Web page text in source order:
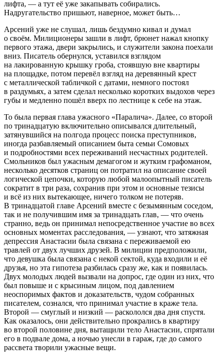
лифта, — а тут её уже закапывать собирались.
Надругательство пришьют, наверное, может быть…
Арсений уже не слушал, лишь бездумно кивал и думал
о своём. Милиционеры зашли в лифт, брюнет нажал кнопку
первого этажа, двери закрылись, и служители закона поехали
вниз. Писатель обернулся, уставился взглядом
на лакированную крышку гроба, стоявшую вне квартиры
на площадке, потом перевёл взгляд на деревянный крест
с металлической табличкой с датами, немного постоял
в раздумьях, а затем сделал несколько коротких выдохов через
губы и медленно пошёл вверх по лестнице к себе на этаж.
То была первая глава ужасного «Паралича». Далее, со второй
по тринадцатую включительно описывался длительный,
затянувшийся на полгода процесс поиска преступников,
иногда разбавляемый описанием быта семьи Сомовых
и подробностями всех переживаний несчастных родителей.
Смольников был ужасным демагогом и жутким графоманом,
несколько десятков страниц он потратил на описание своей
логической цепочки, которую любой малоопытный писатель
сократит в три раза, сохранив при этом и основные тезисы
и всё из них вытекающее, ничего толком не потеряв.
В тринадцатой главе Арсений вместе с безымянным соседом,
так и не получившим имя за тринадцать глав, — что очень
странно, ведь он принимал непосредственное участие во всех
основных моментах расследования, — узнают, что затяжная
депрессия Анастасии была связана с переживаемой ею
травлей от двух лучших друзей. В милиции предположили,
что девушка была связана с некой сектой, куда входили и её
друзья, но эта гипотеза разбилась сразу же, как и появилась.
Двух молодых людей вызвали на допрос, где один из них, что
был повыше и с крысиным лицом, под давлением
неоспоримых фактов и доказательств, чудом собранных
писателем, сознался, что принимал участие в краже тела.
Второй — смуглый и низкий — раскололся два дня спустя.
Как оказалось, они действительно прокрались в квартиру
во второй половине дня, вытащили тело Анастасии, спрятали
его в подвале дома, а ночью унесли в гараж, где до самого
рассвета творили ужасные вещи.